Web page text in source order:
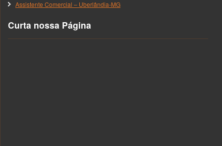
Assistente Comercial – Uberlândia-MG
Curta nossa Página